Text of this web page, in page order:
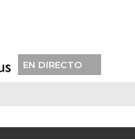
EN DIRECTO